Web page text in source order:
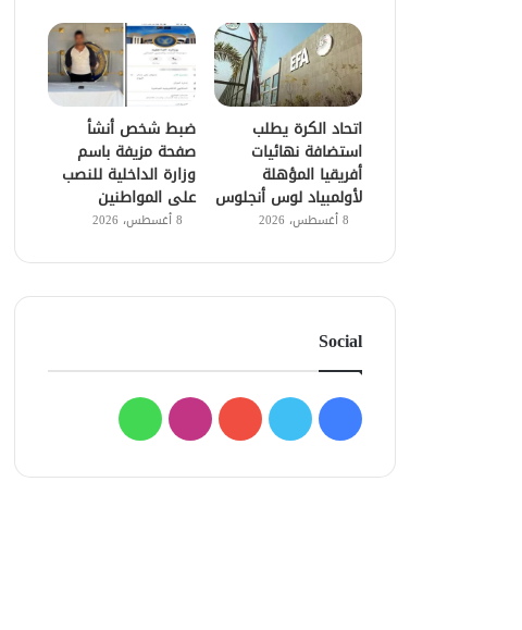
اتحاد الكرة يطلب
استضافة نهائيات
أفريقيا المؤهلة
لأولمبياد لوس أنجلوس
8 أغسطس، 2026
ضبط شخص أنشأ
صفحة مزيفة باسم
وزارة الداخلية للنصب
على المواطنين
8 أغسطس، 2026
Social
فيسبوك
تويتر يوتيوبانستقرامواتساب